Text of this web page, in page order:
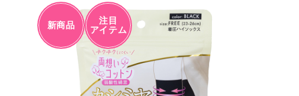
新商品
注目
アイテム